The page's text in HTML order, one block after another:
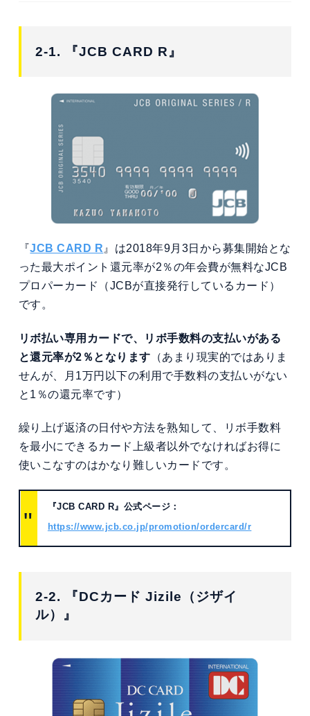
2-1. 『JCB CARD R』
『JCB CARD R 』は2018年9月3日から募集開始とな
った最大ポイント還元率が2％の年会費が無料なJCB
プロパーカード（JCBが直接発行しているカード）
です。
リボ払い専用カードで、リボ手数料の支払いがある
と還元率が2％となります （あまり現実的ではありま
せんが、月1万円以下の利用で手数料の支払いがない
と1％の還元率です）
繰り上げ返済の日付や方法を熟知して、リボ手数料
を最小にできるカード上級者以外でなければお得に
使いこなすのはかなり難しいカードです。
『JCB CARD R』公式ページ：
https://www.jcb.co.jp/promotion/ordercard/r
2-2. 『DCカード Jizile（ジザイ
ル）』